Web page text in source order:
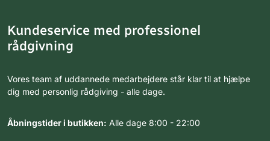
Kundeservice med professionel
rådgivning
Vores team af uddannede medarbejdere står klar til at hjælpe
dig med personlig rådgiving - alle dage.
Åbningstider i butikken: Alle dage 8:00 - 22:00